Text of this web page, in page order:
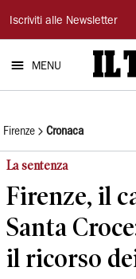
Il
Tirreno
Iscriviti alle Newsletter
MENU
Firenze Cronaca
La sentenza
Firenze, il
Santa
il ricorso